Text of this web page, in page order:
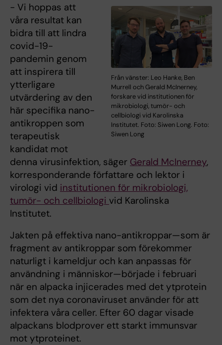
Från vänster: Leo Hanke, Ben
Murrell och Gerald McInerney,
forskare vid institutionen för
mikrobiologi, tumör- och
cellbiologi vid Karolinska
Institutet. Foto: Siwen Long. Foto:
Siwen Long
- Vi hoppas att
våra resultat kan
bidra till att lindra
covid-19-
pandemin genom
att inspirera till
ytterligare
utvärdering av den
här specifika nano-
antikroppen som
terapeutisk
kandidat mot
denna virusinfektion, säger Gerald McInerney,
korresponderande författare och lektor i
virologi vid institutionen för mikrobiologi,
tumör- och cellbiologi vid Karolinska
Institutet.
Jakten på effektiva nano-antikroppar—som är
fragment av antikroppar som förekommer
naturligt i kameldjur och kan anpassas för
användning i människor—började i februari
när en alpacka injicerades med det ytprotein
som det nya coronaviruset använder för att
infektera våra celler. Efter 60 dagar visade
alpackans blodprover ett starkt immunsvar
mot ytproteinet.